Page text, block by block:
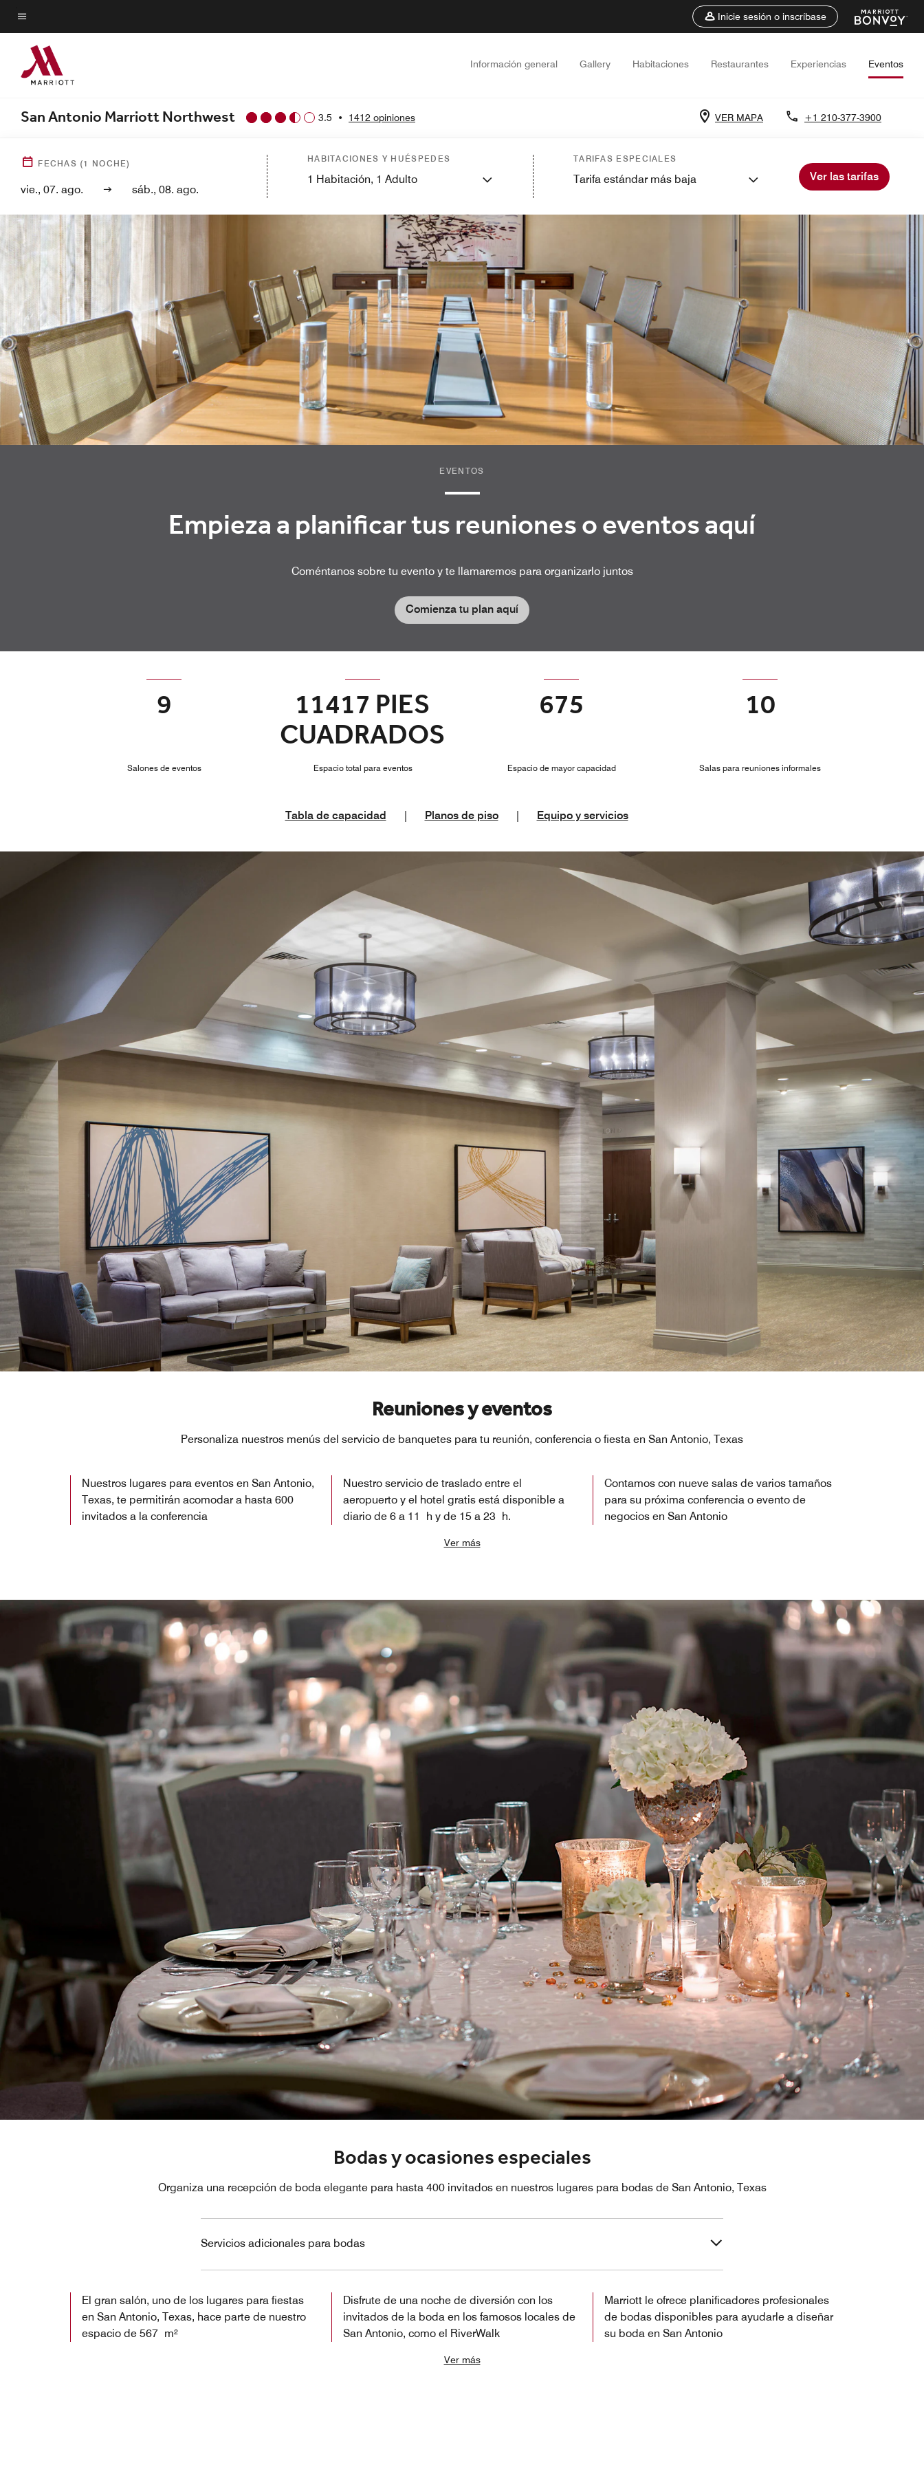
Skip
to
main
content
Texto del menú
Inicie sesión o inscríbase
Información general Gallery Habitaciones Restaurantes Experiencias Eventos
San Antonio Marriott Northwest 3.5 • 1412 opiniones VER MAPA +1 210-377-3900
FECHAS (1 NOCHE)
vie., 07. ago. sáb., 08. ago.
HABITACIONES Y HUÉSPEDES
1 Habitación, 1 Adulto
TARIFAS ESPECIALES
Tarifa estándar más baja Ver las tarifas
EVENTOS
Empieza a planificar tus reuniones o eventos aquí
Coméntanos sobre tu evento y te llamaremos para organizarlo juntos
Comienza tu plan aquí
9
Salones de eventos
11417 PIES
CUADRADOS
Espacio total para eventos
675
Espacio de mayor capacidad
10
Salas para reuniones informales
Tabla de capacidad Planos de piso Equipo y servicios
Reuniones y eventos
Personaliza nuestros menús del servicio de banquetes para tu reunión, conferencia o fiesta en San Antonio, Texas
Nuestros lugares para eventos en San Antonio,
Texas, te permitirán acomodar a hasta 600
invitados a la conferencia
Nuestro servicio de traslado entre el
aeropuerto y el hotel gratis está disponible a
diario de 6 a 11 h y de 15 a 23 h.
Contamos con nueve salas de varios tamaños
para su próxima conferencia o evento de
negocios en San Antonio
Ver más
Bodas y ocasiones especiales
Organiza una recepción de boda elegante para hasta 400 invitados en nuestros lugares para bodas de San Antonio, Texas
Servicios adicionales para bodas
El gran salón, uno de los lugares para fiestas
en San Antonio, Texas, hace parte de nuestro
espacio de 567 m²
Disfrute de una noche de diversión con los
invitados de la boda en los famosos locales de
San Antonio, como el RiverWalk
Marriott le ofrece planificadores profesionales
de bodas disponibles para ayudarle a diseñar
su boda en San Antonio
Ver más